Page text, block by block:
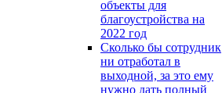
объекты для
благоустройства на
2022 год
Сколько бы сотрудник
ни отработал в
выходной, за это ему
нужно дать полный